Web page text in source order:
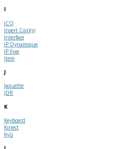
I
ICQ
Insert Coin(s)
Interface
IP Dynamique
IP Fixe
Item
J
Jaquette
JDR
K
Keyboard
Kinect
Kyû